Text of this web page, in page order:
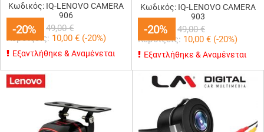
-20%
Κωδικός: IQ-LENOVO CAMERA
906
39,00€ 49,00 €
Κερδίζεις: 10,00 € (-20%)
-20%
Εξαντλήθηκε & Αναμένεται
-20%
Κωδικός: IQ-LENOVO CAMERA
903
39,00€ 49,00 €
Κερδίζεις: 10,00 € (-20%)
-20%
Εξαντλήθηκε & Αναμένεται